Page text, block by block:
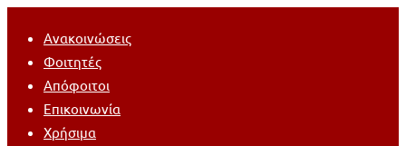
Ανακοινώσεις
Φοιτητές
Απόφοιτοι
Επικοινωνία
Χρήσιμα